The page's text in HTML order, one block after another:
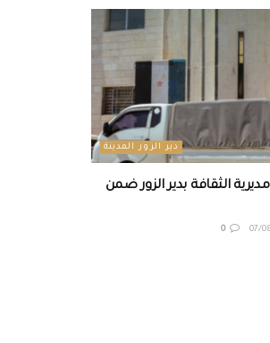
دير الزور المدينة
مديرية الثقافة بدير الزور ضمن
0